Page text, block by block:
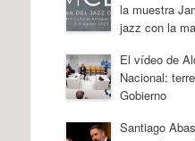
la muestra
jazz con la
El vídeo de
Nacional:
Gobierno
Santiago